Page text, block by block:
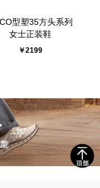
型塑35方头系列
女士正装鞋
￥2199